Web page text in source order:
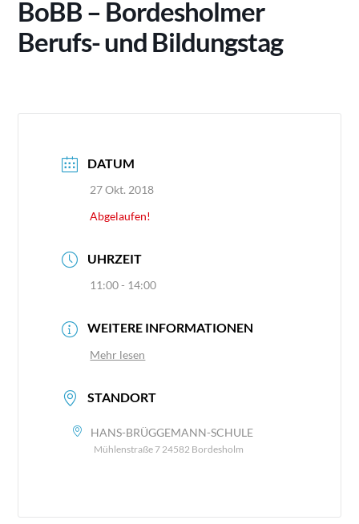
BoBB – Bordesholmer
Berufs- und Bildungstag
DATUM
27 Okt. 2018
Abgelaufen!
UHRZEIT
11:00 - 14:00
WEITERE INFORMATIONEN
Mehr lesen
STANDORT
HANS-BRÜGGEMANN-SCHULE
Mühlenstraße 7 24582 Bordesholm